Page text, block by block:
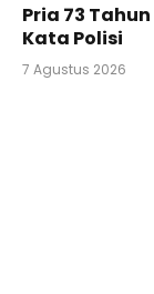
Pria 73
Kata Polisi
7 Agustus 2026